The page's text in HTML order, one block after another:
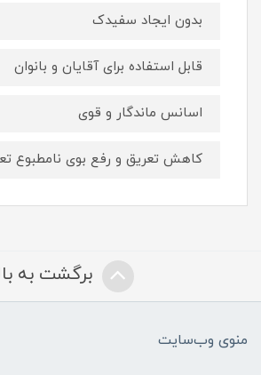
بدون ایجاد سفیدک
قابل استفاده برای آقایان و بانوان
اسانس ماندگار و قوی
کاهش تعریق و رفع بوی نامطبوع
برگشت به
منوی وب‌سایت